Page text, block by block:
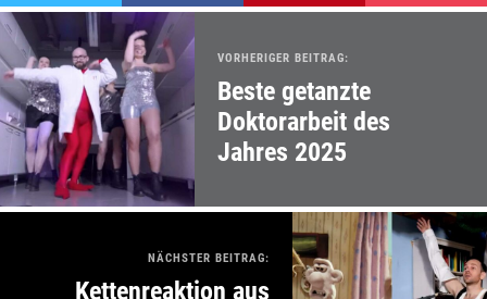
VORHERIGER BEITRAG:
Beste getanzte
Doktorarbeit des
Jahres 2025
NÄCHSTER BEITRAG:
Kettenreaktion aus